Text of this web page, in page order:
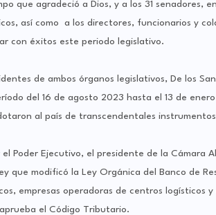
que agradeció a Dios, y a los 31 senadores,
así como a los directores, funcionarios y
con éxitos este periodo legislativo.
de ambos órganos legislativos, De los
del 16 de agosto 2023 hasta el 13 de
al país de transcendentales instrumentos
Poder Ejecutivo, el presidente de la Cámara
que modificó la Ley Orgánica del Banco de
empresas operadoras de centros logísticos
el Código Tributario.